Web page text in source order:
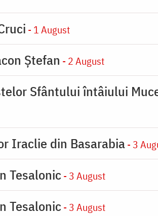
- 1 August
Ștefan - 2 August
Sfântului întâiului
Iraclie din Basarabia- 3
Tesalonic - 3 August
Tesalonic - 3 August